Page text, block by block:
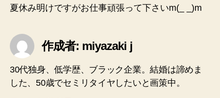
夏休み明けですがお仕事頑張って下さいm(_ _)m
作成者: miyazaki j
30代独身、低学歴、ブラック企業。結婚は諦めま
した、50歳でセミリタイヤしたいと画策中。